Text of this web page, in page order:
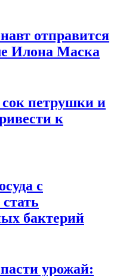
отправится
Илона Маска
петрушки и
к
с
бактерий
урожай: